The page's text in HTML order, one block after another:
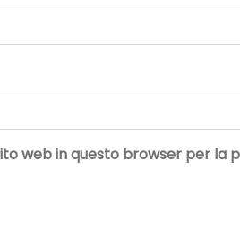
web in questo browser per